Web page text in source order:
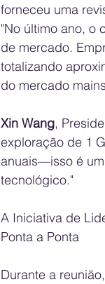
forneceu uma
"No último ano, o
de mercado.
totalizando
do mercado
Xin Wang,
exploração de 1
anuais—isso é
tecnológico."
A Iniciativa de
Ponta a Ponta
Durante a